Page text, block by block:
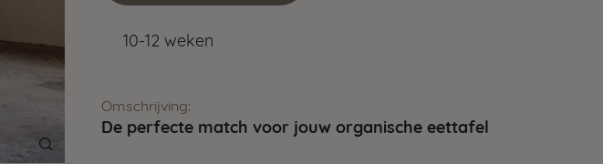
10-12 weken
Omschrijving:
De perfecte match voor jouw organische eettafel